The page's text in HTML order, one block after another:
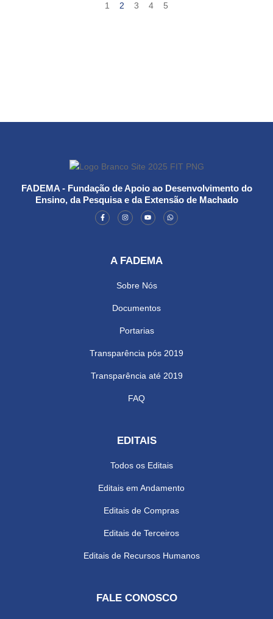
1 2 3 4 5
FADEMA - Fundação de Apoio ao Desenvolvimento do
Ensino, da Pesquisa e da Extensão de Machado
A FADEMA
Sobre Nós
Documentos
Portarias
Transparência pós 2019
Transparência até 2019
FAQ
EDITAIS
Todos os Editais
Editais em Andamento
Editais de Compras
Editais de Terceiros
Editais de Recursos Humanos
FALE CONOSCO